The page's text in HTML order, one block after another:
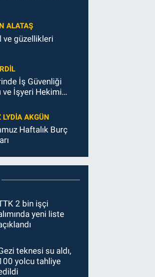
ALATAŞ
ve güzellikleri
İş Güvenliği
ve İşyeri Hekimi
LYDIA AKGÜN
Haftalık Burç
2 bin işçi
yeni liste
teknesi su aldı,
yolcu tahliye